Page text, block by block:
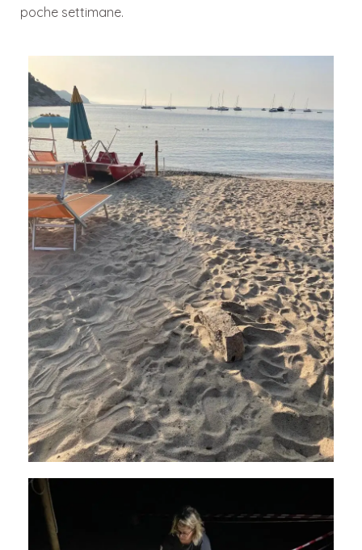
poche settimane.